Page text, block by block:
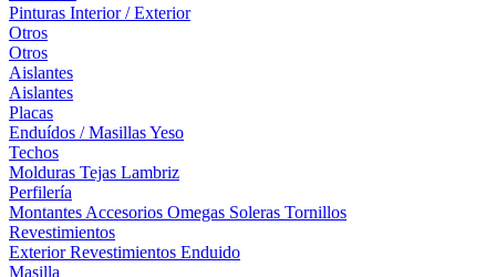
Pinturas Interior / Exterior
Otros
Otros
Aislantes
Aislantes
Placas
Enduídos / MasillasYeso
Techos
Molduras Tejas Lambriz
Perfilería
Montantes Accesorios Omegas Soleras Tornillos
Revestimientos
ExteriorRevestimientos Enduido
Masilla